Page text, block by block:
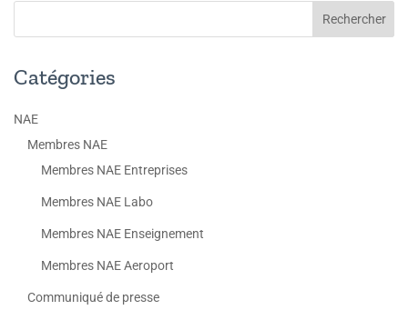
Catégories
NAE
Membres NAE
Membres NAE Entreprises
Membres NAE Labo
Membres NAE Enseignement
Membres NAE Aeroport
Communiqué de presse